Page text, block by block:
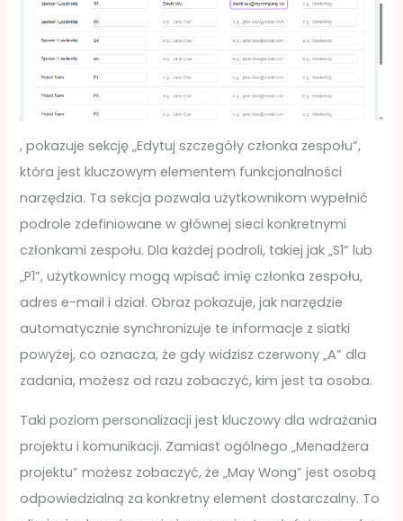
, pokazuje sekcję „Edytuj szczegóły członka zespołu”,
która jest kluczowym elementem funkcjonalności
narzędzia. Ta sekcja pozwala użytkownikom wypełnić
podrole zdefiniowane w głównej sieci konkretnymi
członkami zespołu. Dla każdej podroli, takiej jak „S1” lub
„P1”, użytkownicy mogą wpisać imię członka zespołu,
adres e-mail i dział. Obraz pokazuje, jak narzędzie
automatycznie synchronizuje te informacje z siatki
powyżej, co oznacza, że gdy widzisz czerwony „A” dla
zadania, możesz od razu zobaczyć, kim jest ta osoba.
Taki poziom personalizacji jest kluczowy dla wdrażania
projektu i komunikacji. Zamiast ogólnego „Menadżera
projektu” możesz zobaczyć, że „May Wong” jest osobą
odpowiedzialną za konkretny element dostarczalny. To